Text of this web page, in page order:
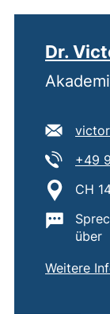
Dr.
E-
Tel:
+49
CH
über
Weitere